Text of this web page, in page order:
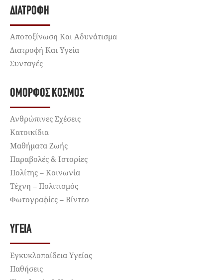
ΔΙΑΤΡΟΦΉ
Αποτοξίνωση Και Αδυνάτισμα
Διατροφή Και Υγεία
Συνταγές
ΌΜΟΡΦΟΣ ΚΌΣΜΟΣ
Ανθρώπινες Σχέσεις
Κατοικίδια
Μαθήματα Ζωής
Παραβολές & Ιστορίες
Πολίτης – Κοινωνία
Τέχνη – Πολιτισμός
Φωτογραφίες – Βίντεο
ΥΓΕΊΑ
Εγκυκλοπαίδεια Υγείας
Παθήσεις